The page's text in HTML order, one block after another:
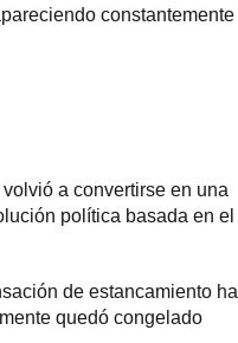
constantemente
a convertirse en una
política basada en el
de estancamiento ha
quedó congelado